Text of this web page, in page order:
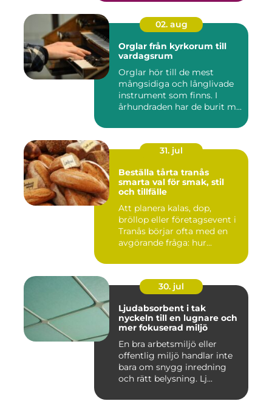
02. aug
Orglar från kyrkorum till
vardagsrum
Orglar hör till de mest
mångsidiga och långlivade
instrument som finns. I
århundraden har de burit m...
31. jul
Beställa tårta tranås
smarta val för smak, stil
och tillfälle
Att planera kalas, dop,
bröllop eller företagsevent i
Tranås börjar ofta med en
avgörande fråga: hur...
30. jul
Ljudabsorbent i tak
nyckeln till en lugnare och
mer fokuserad miljö
En bra arbetsmiljö eller
offentlig miljö handlar inte
bara om snygg inredning
och rätt belysning. Lj...